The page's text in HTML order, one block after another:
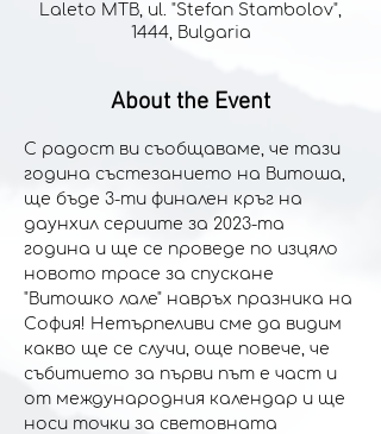
Laleto MTB, ul. "Stefan Stambolov",
1444, Bulgaria
About the Event
С радост ви съобщаваме, че тази
година състезанието на Витоша,
ще бъде 3-ти финален кръг на
даунхил сериите за 2023-та
година и ще се проведе по изцяло
новото трасе за спускане
"Витошко лале" навръх празника на
София! Нетърпеливи сме да видим
какво ще се случи, още повече, че
събитието за първи път е част и
от международния календар и ще
носи точки за световната